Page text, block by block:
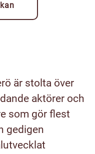
är stolta över
aktörer och
som gör flest
gedigen